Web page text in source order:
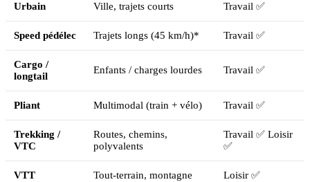
Urbain Ville, trajets courts Travail ✅
Speed pédélec Trajets longs (45 km/h)* Travail ✅
Cargo /
longtail
Enfants / charges lourdes Travail ✅
Pliant Multimodal (train + vélo) Travail ✅
Trekking /
VTC
Routes, chemins,
polyvalents
Travail ✅ Loisir
✅
VTT Tout-terrain, montagne Loisir ✅